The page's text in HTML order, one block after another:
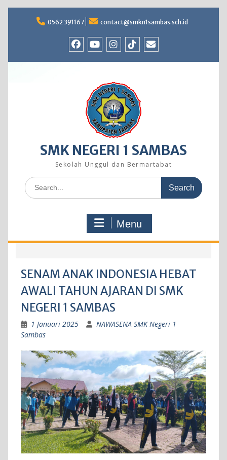
0562 391167 contact@smkn1sambas.sch.id
SMK NEGERI 1 SAMBAS
Sekolah Unggul dan Bermartabat
Search
for:
Menu
SENAM ANAK INDONESIA HEBAT
AWALI TAHUN AJARAN DI SMK
NEGERI 1 SAMBAS
1 Januari 2025
NAWASENA SMK Negeri 1
Sambas